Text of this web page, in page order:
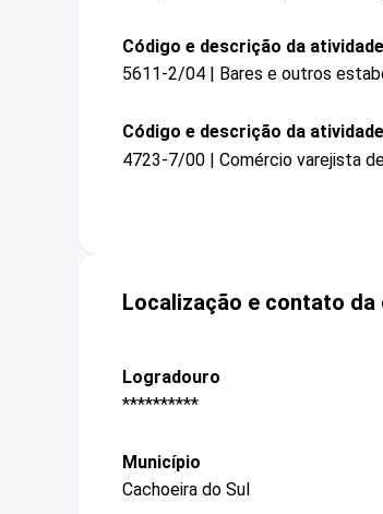
Código e descrição da
5611-2/04 | Bares e outros
Código e descrição da
4723-7/00 | Comércio varejista
Localização e contato da
Logradouro
**********
Município
Cachoeira do Sul